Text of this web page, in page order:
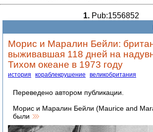
1.Pub:1556852
Морис и Маралин Бейли:
выживавшая 118 дней на
Тихом океане в 1973 году
история кораблекрушение великобритания
Переведено автором публикации.
Морис и Маралин Бейли (Maurice and
были